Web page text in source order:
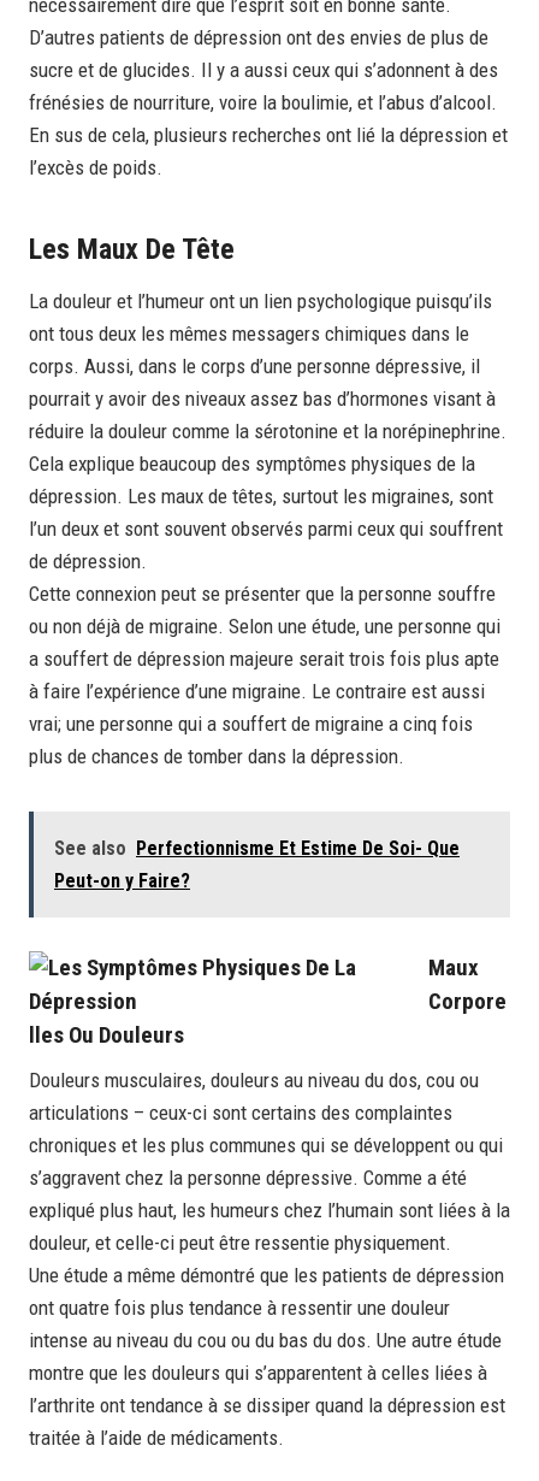
D’autres patients de dépression ont des envies de plus de
sucre et de glucides. Il y a aussi ceux qui s’adonnent à des
frénésies de nourriture, voire la boulimie, et l’abus d’alcool.
En sus de cela, plusieurs recherches ont lié la dépression et
l’excès de poids.
Les Maux De Tête
La douleur et l’humeur ont un lien psychologique puisqu’ils
ont tous deux les mêmes messagers chimiques dans le
corps. Aussi, dans le corps d’une personne dépressive, il
pourrait y avoir des niveaux assez bas d’hormones visant à
réduire la douleur comme la sérotonine et la norépinephrine.
Cela explique beaucoup des symptômes physiques de la
dépression. Les maux de têtes, surtout les migraines, sont
l’un deux et sont souvent observés parmi ceux qui souffrent
de dépression.
Cette connexion peut se présenter que la personne souffre
ou non déjà de migraine. Selon une étude, une personne qui
a souffert de dépression majeure serait trois fois plus apte
à faire l’expérience d’une migraine. Le contraire est aussi
vrai; une personne qui a souffert de migraine a cinq fois
plus de chances de tomber dans la dépression.
See also Perfectionnisme Et Estime De Soi- Que
Peut-on y Faire?
Maux
Corpore
Lles Ou Douleurs
Douleurs musculaires, douleurs au niveau du dos, cou ou
articulations – ceux-ci sont certains des complaintes
chroniques et les plus communes qui se développent ou qui
s’aggravent chez la personne dépressive. Comme a été
expliqué plus haut, les humeurs chez l’humain sont liées à la
douleur, et celle-ci peut être ressentie physiquement.
Une étude a même démontré que les patients de dépression
ont quatre fois plus tendance à ressentir une douleur
intense au niveau du cou ou du bas du dos. Une autre étude
montre que les douleurs qui s’apparentent à celles liées à
l’arthrite ont tendance à se dissiper quand la dépression est
traitée à l’aide de médicaments.